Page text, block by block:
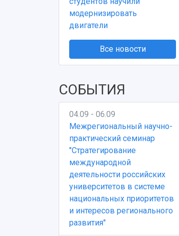
модернизировать
двигатели
Все новости
СОБЫТИЯ
04.09 - 06.09
Межрегиональный научно-
практический семинар
"Стратегирование
международной
деятельности российских
университетов в системе
национальных приоритетов
и интересов регионального
развития"